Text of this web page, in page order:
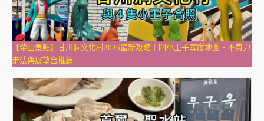
【釜山景點】甘川洞文化村2026最新攻略｜四小王子尋蹤地圖・不費力
走法與展望台推薦